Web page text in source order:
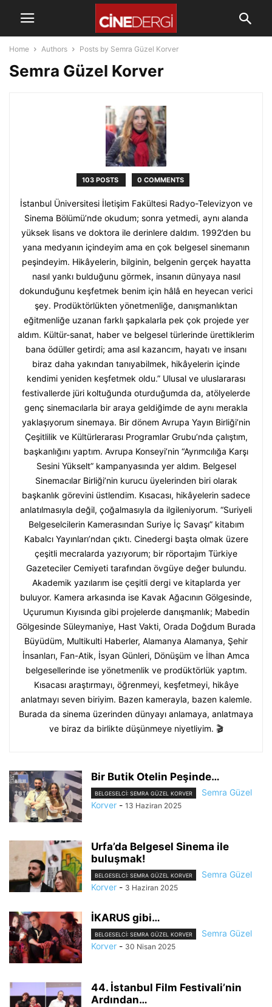
Home Authors Posts by Semra Güzel Korver
Semra Güzel Korver
103 POSTS 0 COMMENTS
İstanbul Üniversitesi İletişim Fakültesi Radyo-Televizyon ve
Sinema Bölümü’nde okudum; sonra yetmedi, aynı alanda
yüksek lisans ve doktora ile derinlere daldım. 1992’den bu
yana medyanın içindeyim ama en çok belgesel sinemanın
peşindeyim. Hikâyelerin, bilginin, belgenin gerçek hayatta
nasıl yankı bulduğunu görmek, insanın dünyaya nasıl
dokunduğunu keşfetmek benim için hâlâ en heyecan verici
şey. Prodüktörlükten yönetmenliğe, danışmanlıktan
eğitmenliğe uzanan farklı şapkalarla pek çok projede yer
aldım. Kültür-sanat, haber ve belgesel türlerinde ürettiklerim
bana ödüller getirdi; ama asıl kazancım, hayatı ve insanı
biraz daha yakından tanıyabilmek, hikâyelerin içinde
kendimi yeniden keşfetmek oldu.” Ulusal ve uluslararası
festivallerde jüri koltuğunda oturduğumda da, atölyelerde
genç sinemacılarla bir araya geldiğimde de aynı merakla
yaklaşıyorum sinemaya. Bir dönem Avrupa Yayın Birliği’nin
Çeşitlilik ve Kültürlerarası Programlar Grubu’nda çalıştım,
başkanlığını yaptım. Avrupa Konseyi’nin “Ayrımcılığa Karşı
Sesini Yükselt” kampanyasında yer aldım. Belgesel
Sinemacılar Birliği’nin kurucu üyelerinden biri olarak
başkanlık görevini üstlendim. Kısacası, hikâyelerin sadece
anlatılmasıyla değil, çoğalmasıyla da ilgileniyorum. “Suriyeli
Belgeselcilerin Kamerasından Suriye İç Savaşı” kitabım
Kabalcı Yayınları’ndan çıktı. Cinedergi başta olmak üzere
çeşitli mecralarda yazıyorum; bir röportajım Türkiye
Gazeteciler Cemiyeti tarafından övgüye değer bulundu.
Akademik yazılarım ise çeşitli dergi ve kitaplarda yer
buluyor. Kamera arkasında ise Kavak Ağacının Gölgesinde,
Uçurumun Kıyısında gibi projelerde danışmanlık; Mabedin
Gölgesinde Süleymaniye, Hast Vakti, Orada Doğdum Burada
Büyüdüm, Multikulti Haberler, Alamanya Alamanya, Şehir
İnsanları, Fan-Atik, İsyan Günleri, Dönüşüm ve İlhan Amca
belgesellerinde ise yönetmenlik ve prodüktörlük yaptım.
Kısacası araştırmayı, öğrenmeyi, keşfetmeyi, hikâye
anlatmayı seven biriyim. Bazen kamerayla, bazen kalemle.
Burada da sinema üzerinden dünyayı anlamaya, anlatmaya
ve biraz da birlikte düşünmeye niyetliyim. 🎬
Bir Butik Otelin Peşinde…
BELGESELCI: SEMRA GÜZEL KORVER
Semra Güzel
Korver - 13 Haziran 2025
Urfa’da Belgesel Sinema ile
buluşmak!
BELGESELCI: SEMRA GÜZEL KORVER
Semra Güzel
Korver - 3 Haziran 2025
İKARUS gibi…
BELGESELCI: SEMRA GÜZEL KORVER
Semra Güzel
Korver - 30 Nisan 2025
44. İstanbul Film Festivali’nin
Ardından…